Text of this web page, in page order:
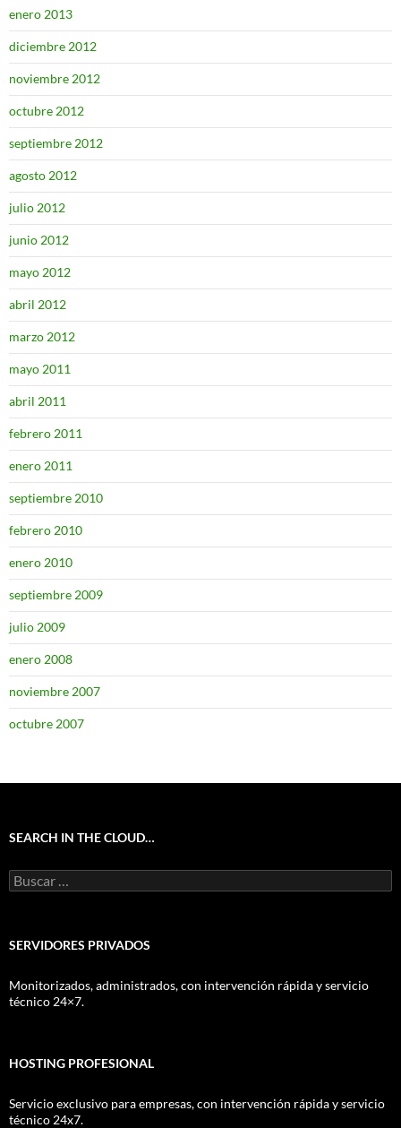
enero 2013
diciembre 2012
noviembre 2012
octubre 2012
septiembre 2012
agosto 2012
julio 2012
junio 2012
mayo 2012
abril 2012
marzo 2012
mayo 2011
abril 2011
febrero 2011
enero 2011
septiembre 2010
febrero 2010
enero 2010
septiembre 2009
julio 2009
enero 2008
noviembre 2007
octubre 2007
SEARCH IN THE CLOUD…
Buscar:
SERVIDORES PRIVADOS
Monitorizados, administrados, con intervención rápida y servicio
técnico 24×7.
HOSTING PROFESIONAL
Servicio exclusivo para empresas, con intervención rápida y servicio
técnico 24x7.